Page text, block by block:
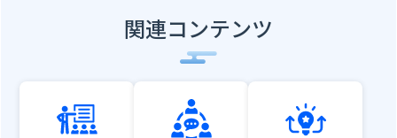
関連コンテンツ